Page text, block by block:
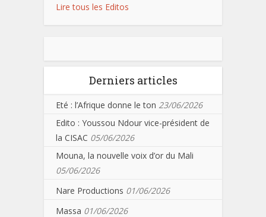
Lire tous les Editos
Derniers articles
Eté : l’Afrique donne le ton 23/06/2026
Edito : Youssou Ndour vice-président de
la CISAC 05/06/2026
Mouna, la nouvelle voix d’or du Mali
05/06/2026
Nare Productions 01/06/2026
Massa 01/06/2026